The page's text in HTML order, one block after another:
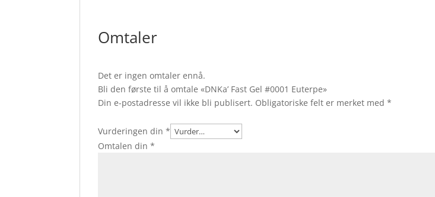
Omtaler
Det er ingen omtaler ennå.
Bli den første til å omtale «DNKa’ Fast Gel #0001 Euterpe»
Din e-postadresse vil ikke bli publisert. Obligatoriske felt er merket med*
Vurderingen din*
Omtalen din*